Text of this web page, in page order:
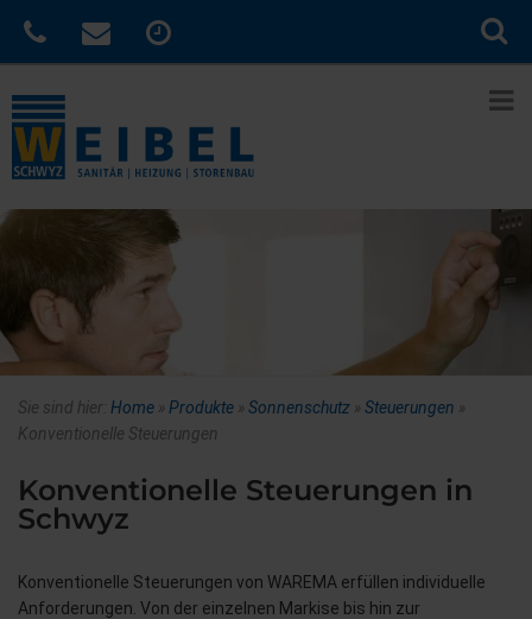
Sie sind hier: Home » Produkte » Sonnenschutz » Steuerungen »
Konventionelle Steuerungen
Konventionelle Steuerungen in
Schwyz
Konventionelle Steuerungen von WAREMA erfüllen individuelle
Anforderungen. Von der einzelnen Markise bis hin zur